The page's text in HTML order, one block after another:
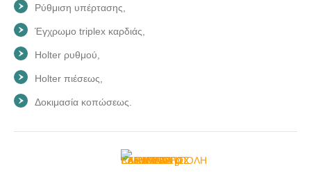
Ρύθμιση υπέρτασης,
Έγχρωμο triplex καρδιάς,
Holter ρυθμού,
Holter πιέσεως,
Δοκιμασία κοπώσεως.